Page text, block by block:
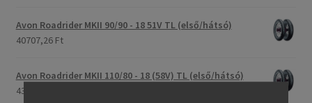
Avon Roadrider MKII 90/90 - 18 51V TL (első/hátsó)
40707,26 Ft
Avon Roadrider MKII 110/80 - 18 (58V) TL (első/hátsó)
43719,11 Ft